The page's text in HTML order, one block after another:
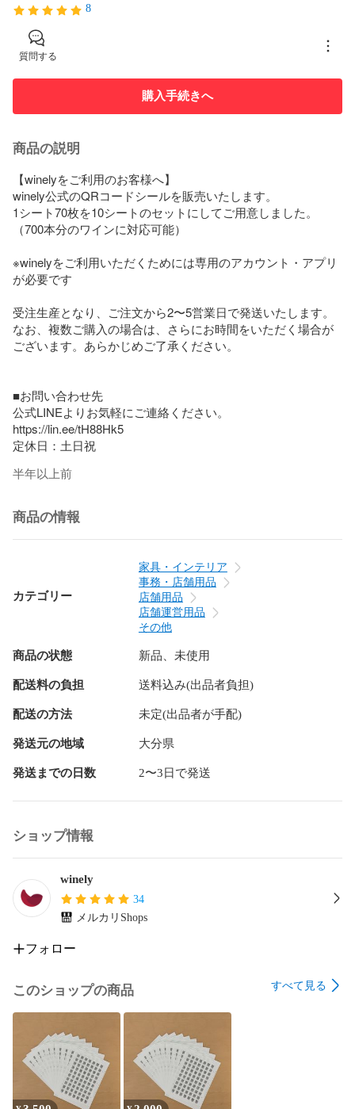
8
質問する
購入手続きへ
商品の説明
【winelyをご利用のお客様へ】
winely公式のQRコードシールを販売いたします。
1シート70枚を10シートのセットにしてご用意しました。
（700本分のワインに対応可能）
※winelyをご利用いただくためには専用のアカウント・アプリ
が必要です
受注生産となり、ご注文から2〜5営業日で発送いたします。
なお、複数ご購入の場合は、さらにお時間をいただく場合が
ございます。あらかじめご了承ください。
■お問い合わせ先
公式LINEよりお気軽にご連絡ください。
https://lin.ee/tH88Hk5
定休日：土日祝
半年以上前
商品の情報
カテゴリー
家具・インテリア
事務・店舗用品
店舗用品
店舗運営用品
その他
商品の状態 新品、未使用
配送料の負担 送料込み(出品者負担)
配送の方法 未定(出品者が手配)
発送元の地域 大分県
発送までの日数 2〜3日で発送
ショップ情報
winely
34
メルカリShops
フォロー
このショップの商品 すべて見る